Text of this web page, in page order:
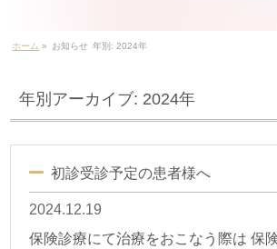
治療実績・研究実績
ホーム » お知らせ 年別: 2024年
年別アーカイブ: 2024年
初診受診予定の患者様へ
2024.12.19
保険診療にて治療をおこなう際は 保